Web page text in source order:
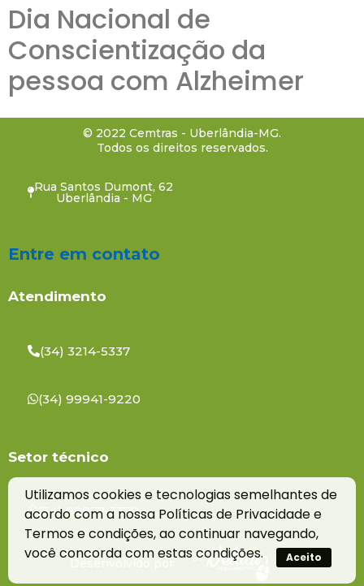
Dia Nacional de
Conscientização da
pessoa com Alzheimer
© 2022 Cemtras - Uberlândia-MG.
Todos os direitos reservados.
Rua Santos Dumont, 62
Uberlândia - MG
Entre em contato
Atendimento
(34) 3214-5337
(34) 99941-9220
Setor técnico
(34) 99877-3379
Utilizamos cookies e tecnologias semelhantes de
acordo com a nossa Políticas de Privacidade e
Termos e condições, ao continuar navegando,
você concorda com estas condições.
Aceito